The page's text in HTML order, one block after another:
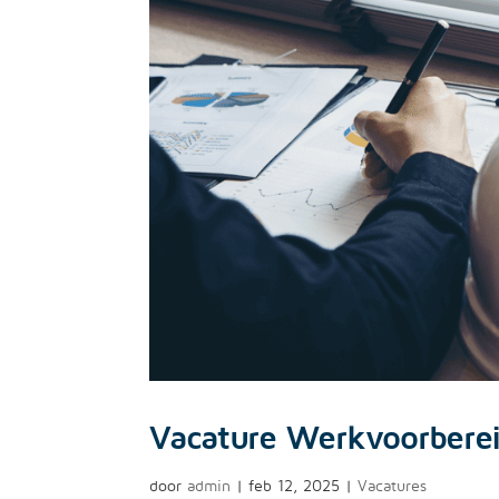
Vacature
door admin |feb 12, 2025 |Vacatures